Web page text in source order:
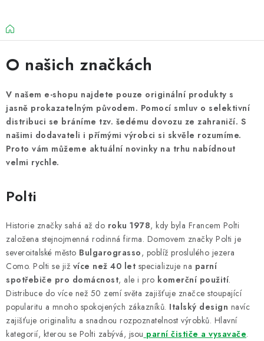
Domů
O našich značkách
V našem e-shopu najdete pouze originální produkty s
jasně prokazatelným původem. Pomocí smluv o selektivní
distribuci se bráníme tzv. šedému dovozu ze zahraničí. S
našimi dodavateli i přímými výrobci si skvěle rozumíme.
Proto vám můžeme aktuální novinky na trhu nabídnout
velmi rychle.
Polti
Historie značky sahá až do roku 1978, kdy byla Francem Polti
založena stejnojmenná rodinná firma. Domovem značky Polti je
severoitalské město Bulgarograsso, poblíž proslulého jezera
Como. Polti se již více než 40 let specializuje na parní
spotřebiče pro domácnost, ale i pro komerční použití.
Distribuce do více než 50 zemí světa zajišťuje značce stoupající
popularitu a mnoho spokojených zákazníků. Italský design navíc
zajišťuje originalitu a snadnou rozpoznatelnost výrobků. Hlavní
kategorií, kterou se Polti zabývá, jsou parní čističe a vysavače.